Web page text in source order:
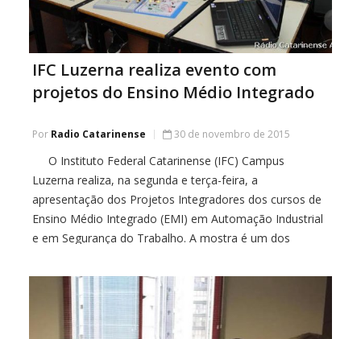
IFC Luzerna realiza evento com
projetos do Ensino Médio Integrado
Por Radio Catarinense 30 de novembro de 2015
O Instituto Federal Catarinense (IFC) Campus
Luzerna realiza, na segunda e terça-feira, a
apresentação dos Projetos Integradores dos cursos de
Ensino Médio Integrado (EMI) em Automação Industrial
e em Segurança do Trabalho. A mostra é um dos
técnicos-administrativos e toda a comunidade externa
ao IFC, incluindo